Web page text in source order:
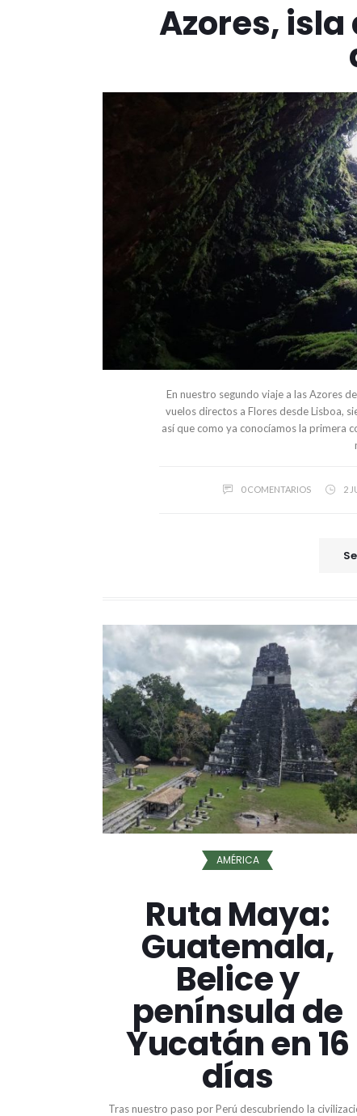
Azores, isla
En nuestro segundo viaje a las Azores
vuelos directos a Flores desde Lisboa,
así que como ya conocíamos la primera
0 COMENTARIOS 2
AMÉRICA
Ruta Maya:
Guatemala,
Belice y
península de
Yucatán en 16
días
Tras nuestro paso por Perú descubriendo la